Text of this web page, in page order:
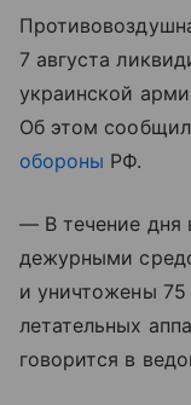
7 августа
украинской
Об этом
обороны РФ.
— В течение дня
дежурными
и уничтожены 75
летательных
говорится в